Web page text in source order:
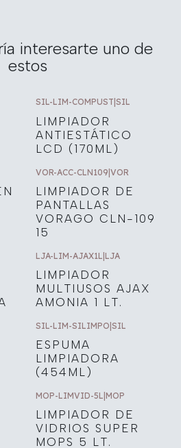
interesarte uno de
estos
SIL-LIM-COMPUST SIL
LIMPIADOR
ANTIESTÁTICO
LCD (170ML)
VOR-ACC-CLN109|VOR
LIMPIADOR DE
PANTALLAS
VORAGO CLN-109
15
LJA-LIM-AJAX1L LJA
LIMPIADOR
MULTIUSOS AJAX
AMONIA 1 LT.
SIL-LIM-SILIMPO SIL
ESPUMA
LIMPIADORA
(454ML)
MOP-LIMVID-5L MOP
LIMPIADOR DE
VIDRIOS SUPER
MOPS 5 LT.